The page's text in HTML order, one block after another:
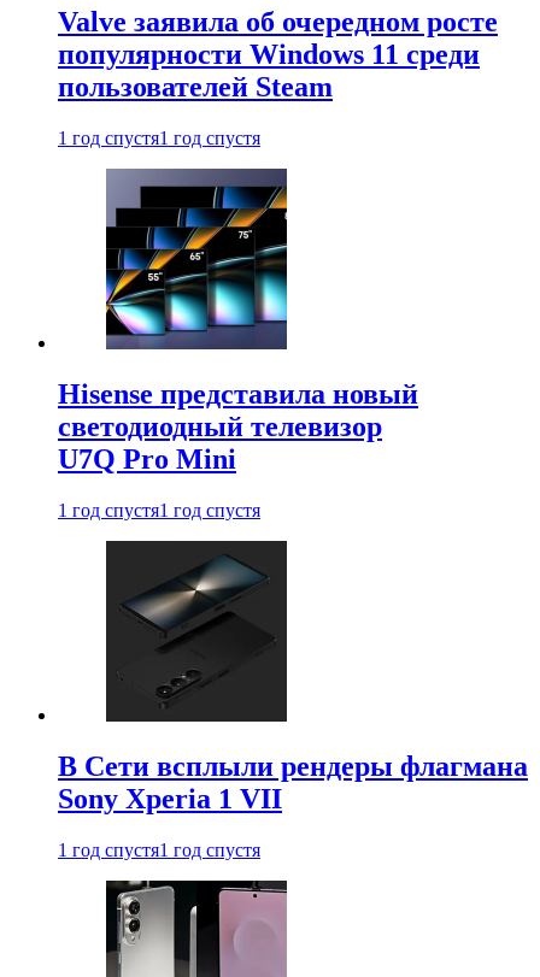
Valve заявила об очередном росте
популярности Windows 11 среди
пользователей Steam
1 год спустя1 год спустя
Hisense представила новый
светодиодный телевизор
U7Q Pro Mini
1 год спустя1 год спустя
В Сети всплыли рендеры флагмана
Sony Xperia 1 VII
1 год спустя1 год спустя